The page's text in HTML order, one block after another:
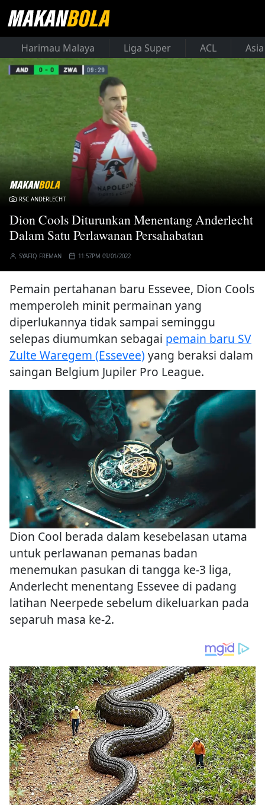
Harimau Malaya Liga Super ACL
RSC ANDERLECHT
Dion Cools Diturunkan Menentang Anderlecht
Dalam Satu Perlawanan Persahabatan
SYAFIQ FREMAN 11:57PM 09/01/2022
Pemain pertahanan baru Essevee, Dion Cools
memperoleh minit permainan yang
diperlukannya tidak sampai seminggu
selepas diumumkan sebagai pemain baru SV
Zulte Waregem (Essevee) yang beraksi dalam
saingan Belgium Jupiler Pro League.
Dion Cool berada dalam kesebelasan utama
untuk perlawanan pemanas badan
menemukan pasukan di tangga ke-3 liga,
Anderlecht menentang Essevee di padang
latihan Neerpede sebelum dikeluarkan pada
separuh masa ke-2.